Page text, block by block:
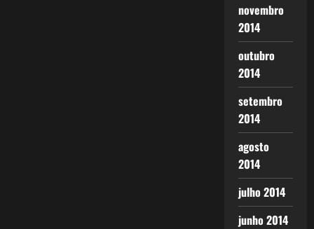
novembro
2014
outubro
2014
setembro
2014
agosto
2014
julho 2014
junho 2014